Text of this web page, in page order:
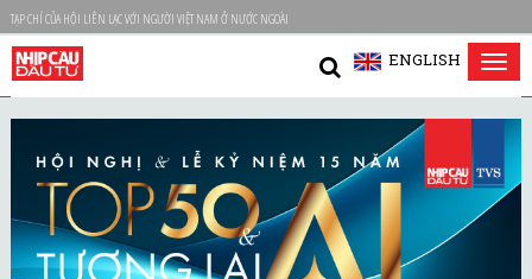
TẠP CHÍ CỦA HỘI LIÊN LẠC VỚI NGƯỜI VIỆT NAM Ở NƯỚC NGOÀI
ENGLISH